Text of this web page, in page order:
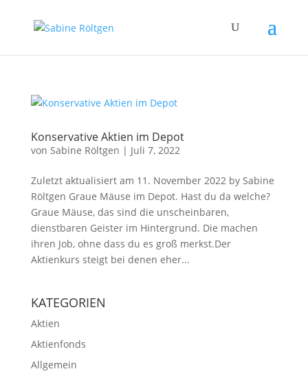
Konservative Aktien im Depot
von Sabine Röltgen | Juli 7, 2022
Zuletzt aktualisiert am 11. November 2022 by Sabine
Röltgen Graue Mäuse im Depot. Hast du da welche?
Graue Mäuse, das sind die unscheinbaren,
dienstbaren Geister im Hintergrund. Die machen
ihren Job, ohne dass du es groß merkst.Der
Aktienkurs steigt bei denen eher...
KATEGORIEN
Aktien
Aktienfonds
Allgemein